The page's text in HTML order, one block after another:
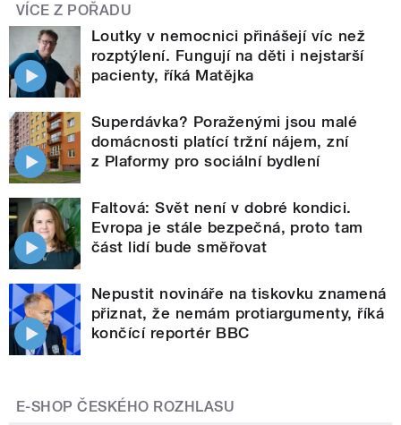
VÍCE Z POŘADU
Loutky v nemocnici přinášejí víc než
rozptýlení. Fungují na děti i nejstarší
pacienty, říká Matějka
Superdávka? Poraženými jsou malé
domácnosti platící tržní nájem, zní
z Plaformy pro sociální bydlení
Faltová: Svět není v dobré kondici.
Evropa je stále bezpečná, proto tam
část lidí bude směřovat
Nepustit novináře na tiskovku znamená
přiznat, že nemám protiargumenty, říká
končící reportér BBC
E-SHOP ČESKÉHO ROZHLASU